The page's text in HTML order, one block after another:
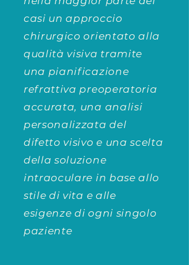
casi un approccio
chirurgico orientato alla
qualità visiva tramite
una pianificazione
refrattiva preoperatoria
accurata, una analisi
personalizzata del
difetto visivo e una scelta
della soluzione
intraoculare in base allo
stile di vita e alle
esigenze di ogni singolo
paziente